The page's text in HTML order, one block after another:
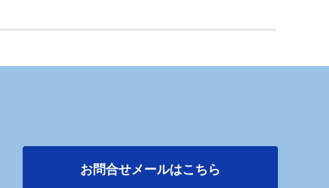
お問合せメールはこちら